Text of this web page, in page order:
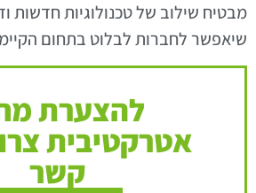
מבטיח שילוב של טכנולוגיות חדשות
שיאפשר לחברות לבלוט בתחום
להצערת
אטרקטיבית
קשר